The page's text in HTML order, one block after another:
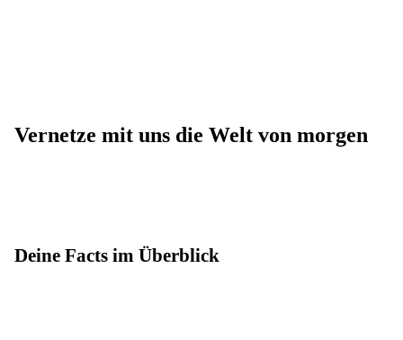
Vernetze mit uns die Welt von morgen
Deine Facts im Überblick